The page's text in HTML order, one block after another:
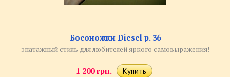
Босоножки Diesel р. 36
эпатажный стиль для любителей яркого самовыражения!
1 200 грн.